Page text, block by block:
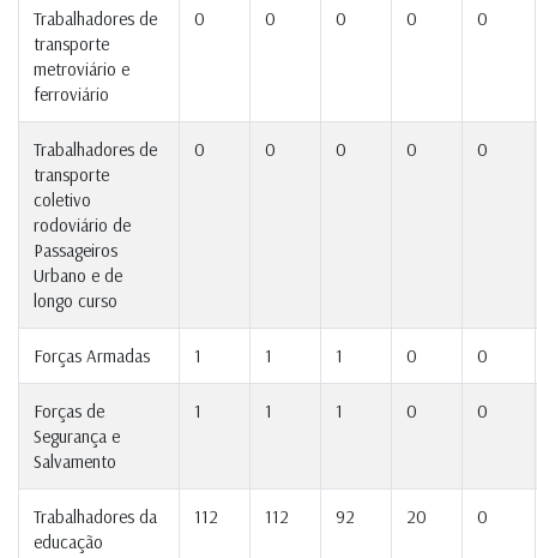
Trabalhadores de
transporte
metroviário e
ferroviário
0 0 0 0 0
Trabalhadores de
transporte
coletivo
rodoviário de
Passageiros
Urbano e de
longo curso
0 0 0 0 0
Forças Armadas 1 1 1 0 0
Forças de
Segurança e
Salvamento
1 1 1 0 0
Trabalhadores da
educação
112 112 92 20 0